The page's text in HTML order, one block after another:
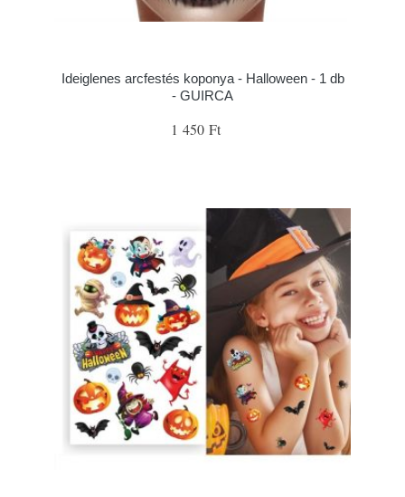
Ideiglenes arcfestés koponya - Halloween - 1 db
- GUIRCA
1 450 Ft